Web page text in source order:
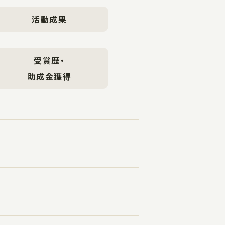
活動成果
受賞歴・
助成金獲得